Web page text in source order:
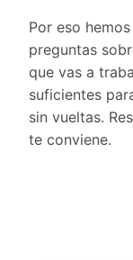
Por eso
preguntas
que vas a
suficientes
sin vueltas.
te conviene.